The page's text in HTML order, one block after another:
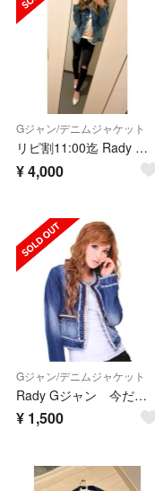
Gジャン/デニムジャケット
リピ割11:00迄 Rady ふわふわファー くびれデニムジャケット
¥4,000
Gジャン/デニムジャケット
Rady Gジャン 今だけセール
¥ 1,500